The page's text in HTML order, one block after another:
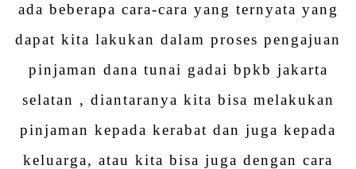
ada beberapa cara-cara yang ternyata yang
dapat kita lakukan dalam proses pengajuan
pinjaman dana tunai gadai bpkb jakarta
selatan , diantaranya kita bisa melakukan
pinjaman kepada kerabat dan juga kepada
keluarga, atau kita bisa juga dengan cara